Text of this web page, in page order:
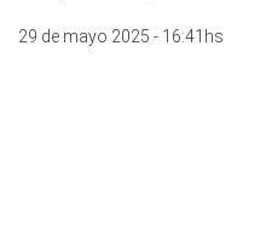
29 de mayo 2025 - 16:41hs